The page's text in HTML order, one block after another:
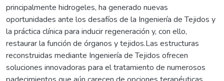
principalmente hidrogeles, ha generado nuevas
oportunidades ante los desafíos de la Ingeniería de Tejidos y
la práctica clínica para inducir regeneración y, con ello,
restaurar la función de órganos y tejidos.Las estructuras
reconstruidas mediante Ingeniería de Tejidos ofrecen
soluciones innovadoras para el tratamiento de numerosos